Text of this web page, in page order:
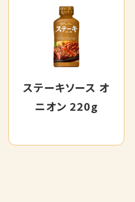
ステーキソース オ
ニオン 220g